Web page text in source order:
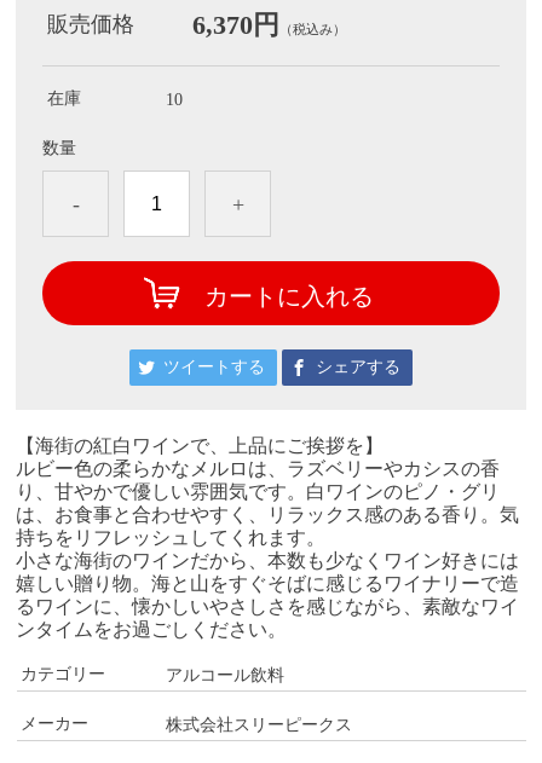
販売価格 6,370円 （税込み）
在庫 10
数量
- +
カートに入れる
ツイートする シェアする
【海街の紅白ワインで、上品にご挨拶を】
ルビー色の柔らかなメルロは、ラズベリーやカシスの香
り、甘やかで優しい雰囲気です。白ワインのピノ・グリ
は、 お食事と合わせやすく、リラックス感のある香り。気
持ちをリフレッシュしてくれます。
小さな海街のワインだから、本数も少なくワイン好きには
嬉しい贈り物。海と山をすぐそばに感じるワイナリーで造
るワインに、懐かしいやさしさを感じながら、素敵なワイ
ンタイムをお過ごしください。
カテゴリー アルコール飲料
メーカー 株式会社スリーピークス